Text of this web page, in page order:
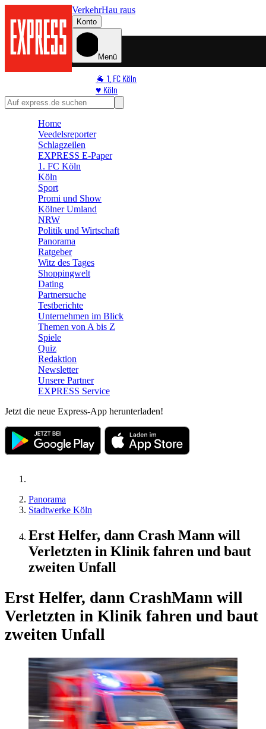
VerkehrHau raus
Konto
Menü
🐐 1. FC Köln
♥️ Köln
⭐ Promi
🛒 Shoppingwelt
Home
Veedelsreporter
Schlagzeilen
EXPRESS E-Paper
1. FC Köln
Köln
Sport
Promi und Show
Kölner Umland
NRW
Politik und Wirtschaft
Panorama
Ratgeber
Witz des Tages
Shoppingwelt
Dating
Partnersuche
Testberichte
Unternehmen im Blick
Themen von A bis Z
Spiele
Quiz
Redaktion
Newsletter
Unsere Partner
EXPRESS Service
Jetzt die neue Express-App herunterladen!
Panorama
Stadtwerke Köln
Erst Helfer, dann Crash Mann will
Verletzten in Klinik fahren und baut
zweiten Unfall
Erst Helfer, dann CrashMann will
Verletzten in Klinik fahren und baut
zweiten Unfall